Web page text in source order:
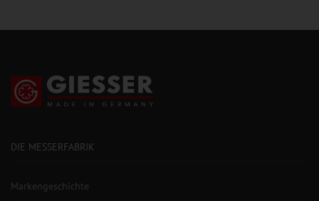
DIE MESSERFABRIK
Markengeschichte